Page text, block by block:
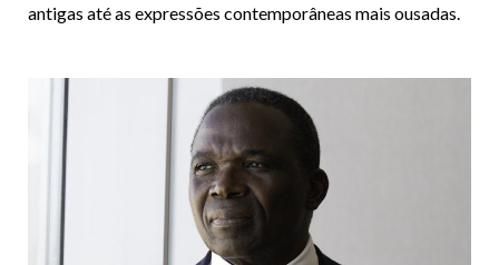
antigas até as expressões contemporâneas mais ousadas.